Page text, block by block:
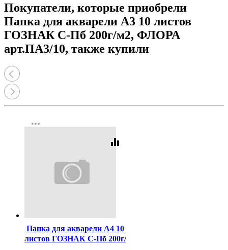
Покупатели, которые приобрели
Папка для акварели А3 10 листов
ГОЗНАК С-Пб 200г/м2, ФЛОРА
арт.ПА3/10, также купили
more_horiz
equalizer
Папка для акварели А4 10
листов ГОЗНАК С-Пб 200г/